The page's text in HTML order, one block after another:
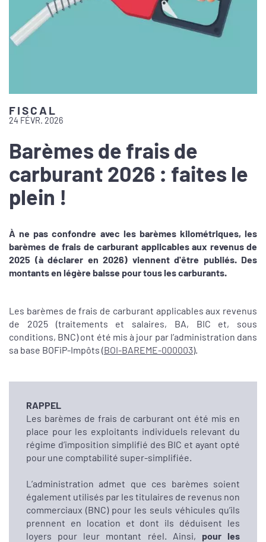
FISCAL
24 FÉVR. 2026
Barèmes de frais de
carburant 2026 : faites le
plein !
À ne pas confondre avec les barèmes kilométriques, les
barèmes de frais de carburant applicables aux revenus de
2025 (à déclarer en 2026) viennent d'être publiés. Des
montants en légère baisse pour tous les carburants.
Les barèmes de frais de carburant applicables aux revenus
de 2025 (traitements et salaires, BA, BIC et, sous
conditions, BNC) ont été mis à jour par l’administration dans
sa base BOFiP-Impôts (BOI-BAREME-000003).
RAPPEL
Les barèmes de frais de carburant ont été mis en
place pour les exploitants individuels relevant du
régime d’imposition simplifié des BIC et ayant opté
pour une comptabilité super-simplifiée.
L’administration admet que ces barèmes soient
également utilisés par les titulaires de revenus non
commerciaux (BNC) pour les seuls véhicules qu’ils
prennent en location et dont ils déduisent les
loyers pour leur montant réel. Ainsi, pour les